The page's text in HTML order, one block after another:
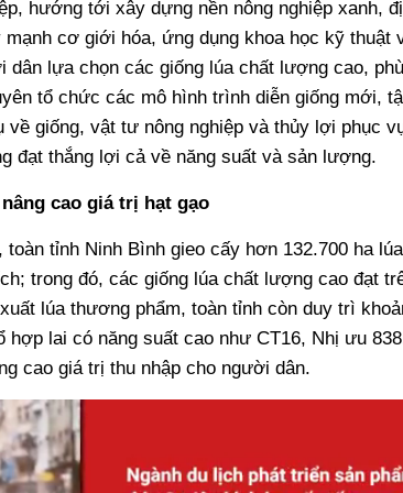
hướng tới xây dựng nền nông nghiệp xanh,
mạnh cơ giới hóa, ứng dụng khoa học kỹ thuật
dân lựa chọn các giống lúa chất lượng cao,
tổ chức các mô hình trình diễn giống mới,
về giống, vật tư nông nghiệp và thủy lợi phục
đạt thắng lợi cả về năng suất và sản lượng.
cao giá trị hạt gạo
toàn tỉnh Ninh Bình gieo cấy hơn 132.700 ha
trong đó, các giống lúa chất lượng cao đạt
lúa thương phẩm, toàn tỉnh còn duy trì
hợp lai có năng suất cao như CT16, Nhị ưu
cao giá trị thu nhập cho người dân.